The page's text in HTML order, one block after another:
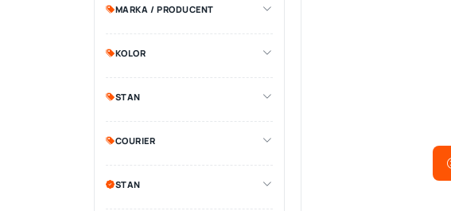
MARKA / PRODUCENT
KOLOR
STAN
COURIER
STAN